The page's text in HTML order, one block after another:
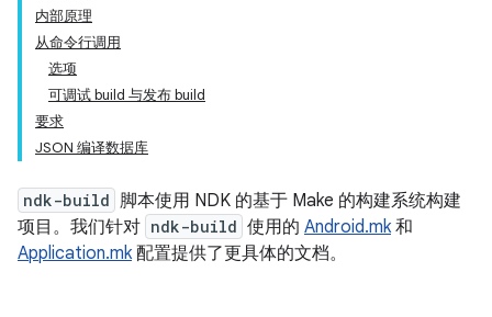
内部原理
从命令行调用
选项
可调试 build 与发布 build
要求
JSON 编译数据库
ndk-build 脚本使用 NDK 的基于 Make 的构建系统构建
项目。我们针对 ndk-build 使用的 Android.mk和
Application.mk配置提供了更具体的文档。